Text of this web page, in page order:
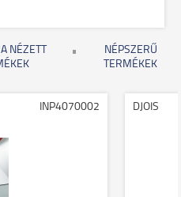
NÉZETT
NÉPSZERŰ
TERMÉKEK
INP4070002 DJOIS